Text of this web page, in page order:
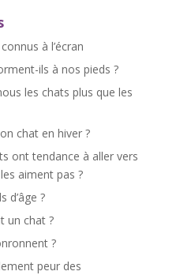
à l’écran
ils à nos pieds ?
les chats plus que les
chat en hiver ?
ont tendance à aller vers
aiment pas ?
d’âge ?
un chat ?
?
peur des